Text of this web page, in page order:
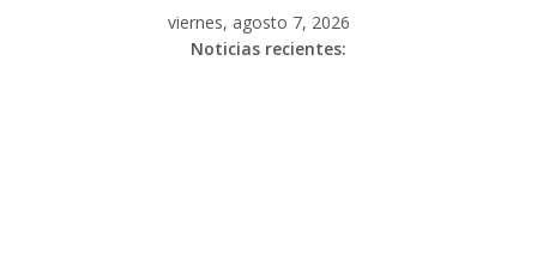
viernes, agosto 7, 2026
Noticias recientes: